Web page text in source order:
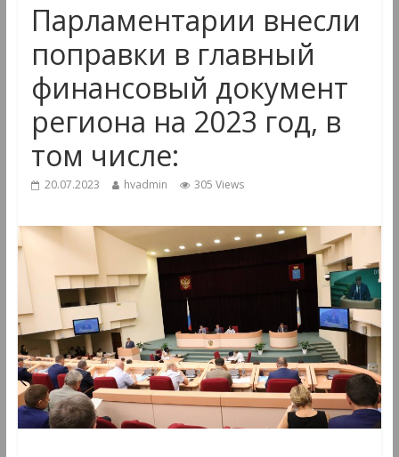
Парламентарии внесли
поправки в главный
финансовый документ
региона на 2023 год, в
том числе:
20.07.2023 hvadmin 305 Views